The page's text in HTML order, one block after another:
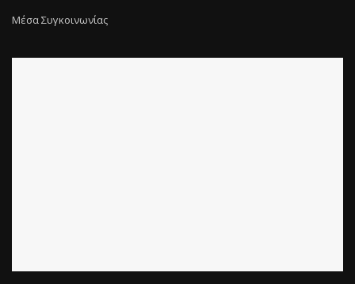
Μέσα Συγκοινωνίας